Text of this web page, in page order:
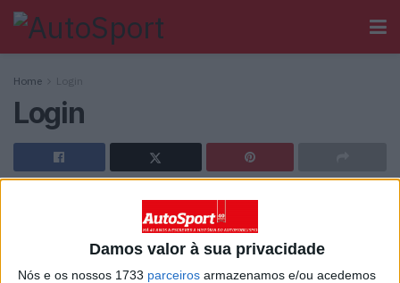
Damos valor à sua privacidade
Nós e os nossos 1733 parceiros armazenamos e/ou acedemos
Home Login
Login
Ainda não tem registo no Autosport?